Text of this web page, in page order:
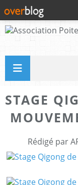
STAGE
Rédigé par